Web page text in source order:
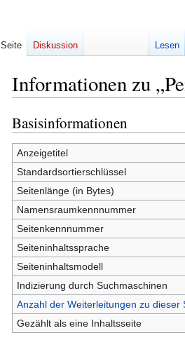
Informationen zu
Zur
Navigation
springen
Zur
Suche
springen
Basisinformationen
Anzeigetitel
Standardsortierschlüssel
Seitenlänge (in Bytes)
Namensraumkennnummer
Seitenkennnummer
Seiteninhaltssprache
Seiteninhaltsmodell
Indizierung durch Suchmaschinen
Anzahl der Weiterleitungen zu dieser
Gezählt als eine Inhaltsseite
Seite Diskussion Lesen